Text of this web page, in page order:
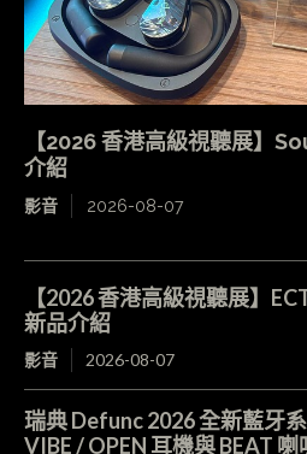
【2026 香港高級視聽展】
介紹
影音 2026-08-07
【2026 香港高級視聽展】
新品介紹
影音 2026-08-07
瑞典 Defunc 2026 全新藍牙
VIBE / OPEN 耳機與 BEAT